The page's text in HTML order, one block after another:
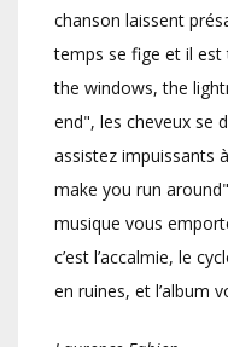
chanson laissent
temps se fige et il
the windows, the
end", les cheveux se
assistez impuissants
make you run
musique vous
c’est l’accalmie, le
en ruines, et l’album